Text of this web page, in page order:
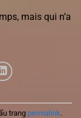
mais qui n’a
trang permalink.